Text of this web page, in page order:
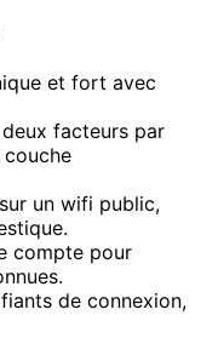
et fort avec
facteurs par
un wifi public,
compte pour
de connexion,